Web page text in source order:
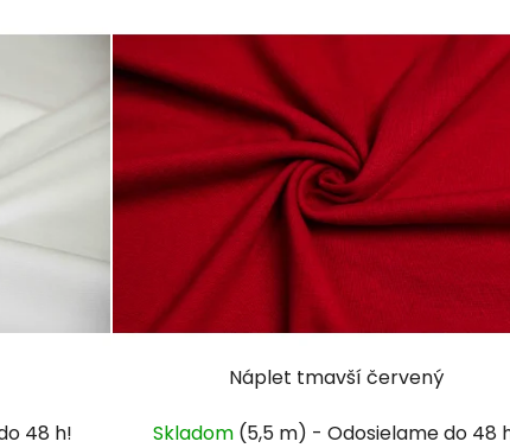
Náplet tmavší červený
Skladom (5,5 m)